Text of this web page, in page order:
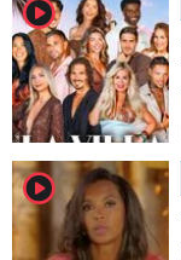
player2
player2